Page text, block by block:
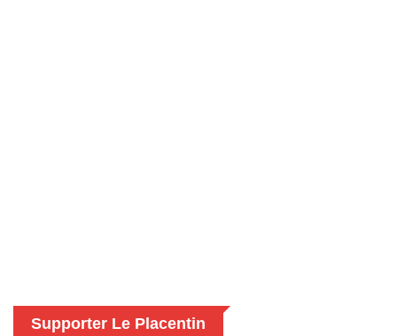
Supporter Le Placentin